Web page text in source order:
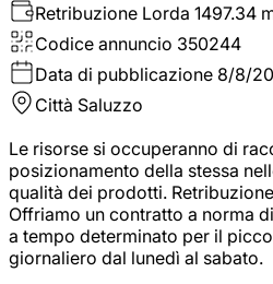
Retribuzione Lorda 1497.34
Codice annuncio 350244
Data di pubblicazione 8/8/
Città Saluzzo
Le risorse si occuperanno di
posizionamento della stessa
qualità dei prodotti.
Offriamo un contratto a norma
a tempo determinato per il
giornaliero dal lunedì al sabato.